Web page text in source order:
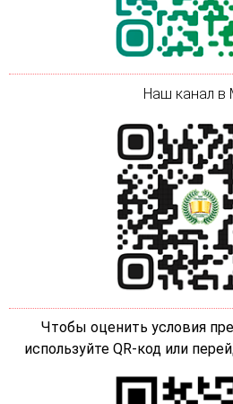
Наш канал в
Чтобы оценить условия
используйте QR-код или